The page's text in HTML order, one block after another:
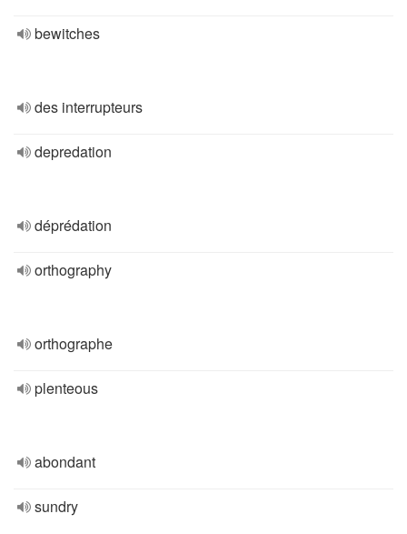
bewitches
des interrupteurs
depredation
déprédation
orthography
orthographe
plenteous
abondant
sundry